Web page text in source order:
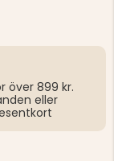
över 899 kr.
eller